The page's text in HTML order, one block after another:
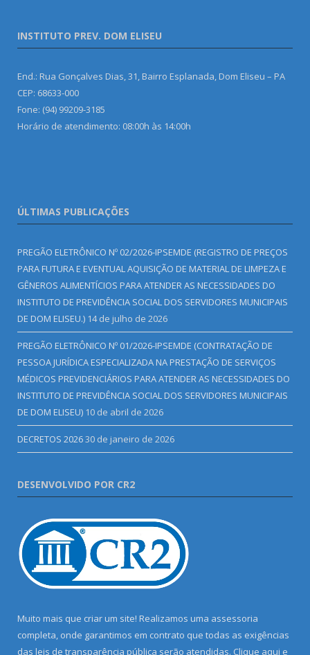
INSTITUTO PREV. DOM ELISEU
End.: Rua Gonçalves Dias, 31, Bairro Esplanada, Dom Eliseu – PA
CEP: 68633-000
Fone: (94) 99209-3185
Horário de atendimento: 08:00h às 14:00h
ÚLTIMAS PUBLICAÇÕES
PREGÃO ELETRÔNICO Nº 02/2026-IPSEMDE (REGISTRO DE PREÇOS
PARA FUTURA E EVENTUAL AQUISIÇÃO DE MATERIAL DE LIMPEZA E
GÊNEROS ALIMENTÍCIOS PARA ATENDER AS NECESSIDADES DO
INSTITUTO DE PREVIDÊNCIA SOCIAL DOS SERVIDORES MUNICIPAIS
DE DOM ELISEU.) 14 de julho de 2026
PREGÃO ELETRÔNICO Nº 01/2026-IPSEMDE (CONTRATAÇÃO DE
PESSOA JURÍDICA ESPECIALIZADA NA PRESTAÇÃO DE SERVIÇOS
MÉDICOS PREVIDENCIÁRIOS PARA ATENDER AS NECESSIDADES DO
INSTITUTO DE PREVIDÊNCIA SOCIAL DOS SERVIDORES MUNICIPAIS
DE DOM ELISEU) 10 de abril de 2026
DECRETOS 202630 de janeiro de 2026
DESENVOLVIDO POR CR2
Muito mais que criar um site! Realizamos uma assessoria
completa, onde garantimos em contrato que todas as exigências
das leis de transparência pública serão atendidas. Clique aqui e